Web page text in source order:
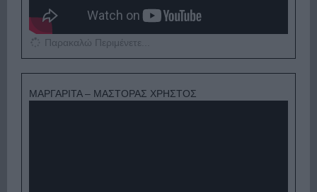
Παρακαλώ Περιμένετε...
ΜΑΡΓΑΡΙΤΑ – ΜΑΣΤΟΡΑΣ ΧΡΗΣΤΟΣ